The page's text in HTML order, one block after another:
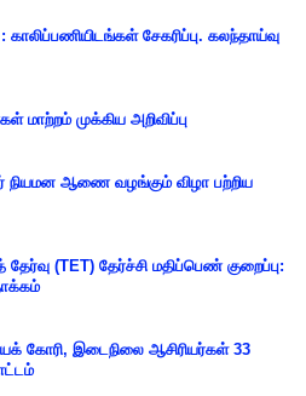
சேகரிப்பு. கலந்தாய்வு
மாற்றம் முக்கிய அறிவிப்பு
நியமன ஆணை வழங்கும் விழா பற்றிய
தேர்வு (TET) தேர்ச்சி மதிப்பெண் குறைப்பு:
கோரி, இடைநிலை ஆசிரியர்கள் 33